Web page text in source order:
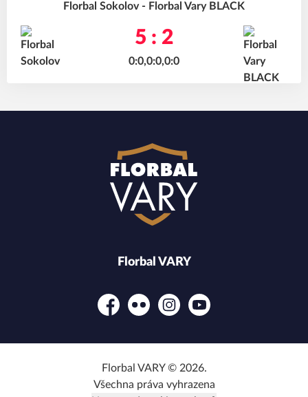
Florbal Sokolov - Florbal Vary BLACK
5 : 2
0:0,0:0,0:0
Florbal VARY
FacebookFlickr InstagramYouTube
Florbal VARY © 2026.
Všechna práva vyhrazena